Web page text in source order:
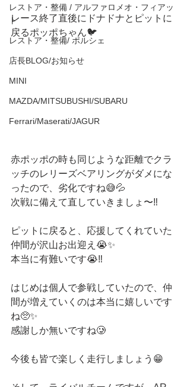
レストア・整備 / アルファロメオ・フィアッ
ト
レストア・整備/ ポルシェ
店長BLOG/お知らせ
MINI
MAZDA/MITSUBUSHI/SUBARU
Ferrari/Maserati/JAGUR
レース終了直後にドナドナとピットに
戻るポッポちゃん🐦
赤ポッポの時も同じような距離でクラ
ッチのレリーズベアリングがダメにな
ったので、劣化ですね😅💦
次戦に備えて直していきましょ〜‼️
ピットに戻ると、応援してくれていた
仲間が沢山お出迎え😭✨
本当に有難いです😭‼️
はじめは個人で参戦していたので、仲
間が増えていくのは本当に嬉しいです
ね🥺✨
感謝しか無いですね🥲
今後も皆で楽しく走行しましょう😁